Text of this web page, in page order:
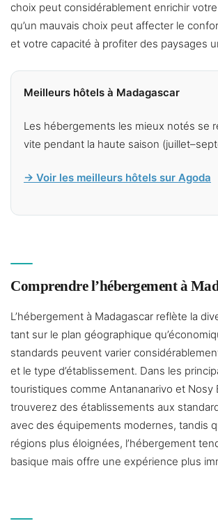
choix peut considérablement enrichir
qu’un mauvais choix peut affecter le
et votre capacité à profiter des paysages
Meilleurs hôtels à Madagascar
Les hébergements les mieux notés se
vite pendant la haute saison
→ Voir les meilleurs hôtels sur Agoda
Comprendre l’hébergement à
L’hébergement à Madagascar reflète la
tant sur le plan géographique
standards peuvent varier
et le type d’établissement. Dans les
touristiques comme Antananarivo et Nosy
trouverez des établissements aux
avec des équipements modernes, tandis
régions plus éloignées, l’hébergement
basique mais offre une expérience plus